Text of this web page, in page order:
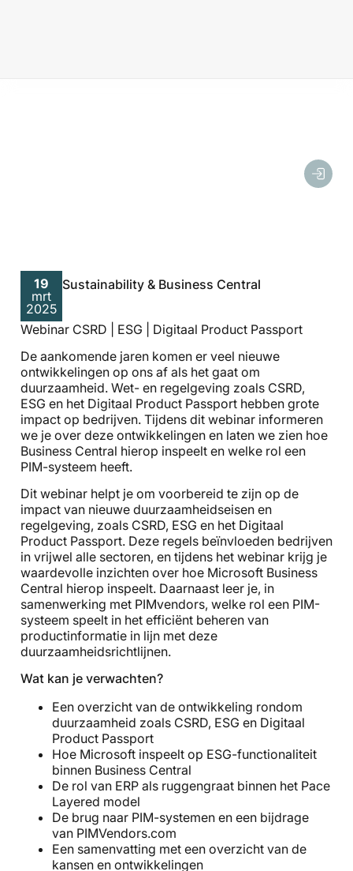
19
mrt
2025
Sustainability & Business Central
Webinar CSRD | ESG | Digitaal Product Passport
De aankomende jaren komen er veel nieuwe
ontwikkelingen op ons af als het gaat om
duurzaamheid. Wet- en regelgeving zoals CSRD,
ESG en het Digitaal Product Passport hebben grote
impact op bedrijven. Tijdens dit webinar informeren
we je over deze ontwikkelingen en laten we zien hoe
Business Central hierop inspeelt en welke rol een
PIM-systeem heeft.
Dit webinar helpt je om voorbereid te zijn op de
impact van nieuwe duurzaamheidseisen en
regelgeving, zoals CSRD, ESG en het Digitaal
Product Passport. Deze regels beïnvloeden bedrijven
in vrijwel alle sectoren, en tijdens het webinar krijg je
waardevolle inzichten over hoe Microsoft Business
Central hierop inspeelt. Daarnaast leer je, in
samenwerking met PIMvendors, welke rol een PIM-
systeem speelt in het efficiënt beheren van
productinformatie in lijn met deze
duurzaamheidsrichtlijnen.
Wat kan je verwachten?
Een overzicht van de ontwikkeling rondom
duurzaamheid zoals CSRD, ESG en Digitaal
Product Passport
Hoe Microsoft inspeelt op ESG-functionaliteit
binnen Business Central
De rol van ERP als ruggengraat binnen het Pace
Layered model
De brug naar PIM-systemen en een bijdrage
van PIMVendors.com
Een samenvatting met een overzicht van de
kansen en ontwikkelingen